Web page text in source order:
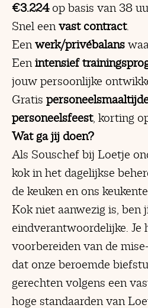
€3.224op basis van 38
Snel eenvast contract.
Eenwerk/privébalans
Eenintensief
jouw persoonlijke
Gratis
personeelsfeest, korting
Wat ga jij doen?
Als Souschef bij Loetje
kok in het dagelijkse
de keuken en ons
Kok niet aanwezig is, ben
eindverantwoordelijke. Je
voorbereiden van de
dat onze beroemde
gerechten volgens een
hoge standaarden van